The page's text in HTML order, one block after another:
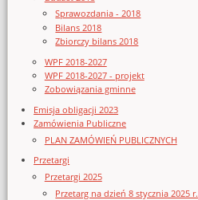
Sprawozdania - 2018
Bilans 2018
Zbiorczy bilans 2018
WPF 2018-2027
WPF 2018-2027 - projekt
Zobowiązania gminne
Emisja obligacji 2023
Zamówienia Publiczne
PLAN ZAMÓWIEŃ PUBLICZNYCH
Przetargi
Przetargi 2025
Przetarg na dzień 8 stycznia 2025 r.